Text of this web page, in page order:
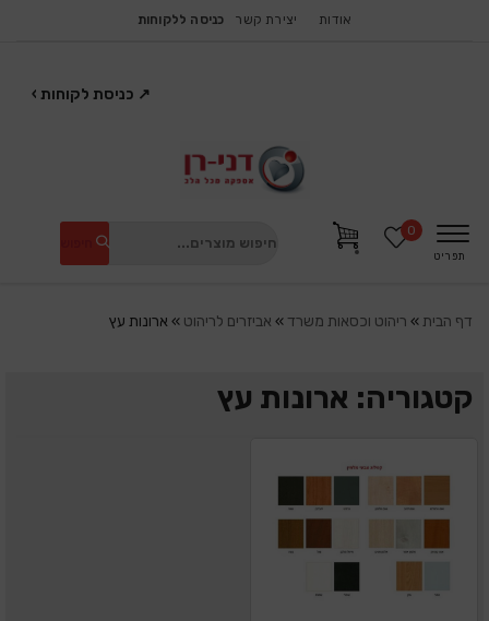
אודות יצירת קשר כניסה ללקוחות
↗ כניסת לקוחות ›
תפריט
0
דף הבית» ריהוט וכסאות משרד » אביזרים לריהוט » ארונות עץ
קטגוריה: ארונות עץ